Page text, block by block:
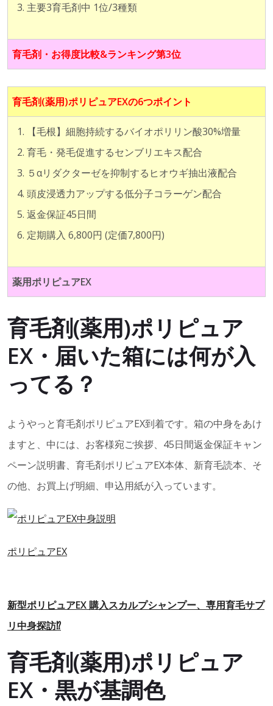
主要3育毛剤中 1位/3種類
育毛剤・お得度比較&ランキング第3位
育毛剤(薬用)ポリピュアEXの6つポイント
【毛根】細胞持続するバイオポリリン酸30%増量
育毛・発毛促進するセンブリエキス配合
５αリダクターゼを抑制するヒオウギ抽出液配合
頭皮浸透力アップする低分子コラーゲン配合
返金保証45日間
定期購入 6,800円 (定価7,800円)
薬用ポリピュアEX
育毛剤(薬用)ポリピュア
EX・届いた箱には何が入
ってる？
ようやっと育毛剤ポリピュアEX到着です。箱の中身をあけ
ますと、中には、お客様宛ご挨拶、45日間返金保証キャン
ペーン説明書、育毛剤ポリピュアEX本体、新育毛読本、そ
の他、お買上げ明細、申込用紙が入っています。
ポリピュアEX
新型ポリピュアEX 購入スカルプシャンプー、専用育毛サプ
リ中身探訪⁉
育毛剤(薬用)ポリピュア
EX・黒が基調色